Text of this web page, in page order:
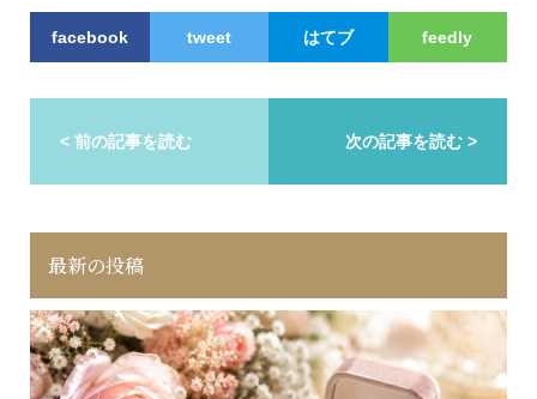
facebook tweet はてブ feedly
< 前の記事を読む 次の記事を読む >
最新の投稿